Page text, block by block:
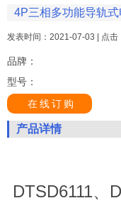
4P三相多功能导轨式
发表时间：2021-07-03 | 点击
品牌：
型号：
在线订购
产品详情
DTSD6111、